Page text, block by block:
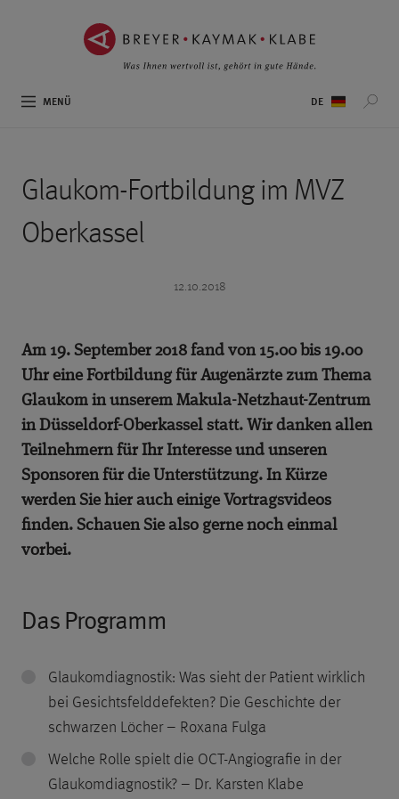
MENÜ
Glaukom-Fortbildung im MVZ
Oberkassel
12.10.2018
Am 19. September 2018 fand von 15.00 bis 19.00
Uhr eine Fortbildung für Augenärzte zum Thema
Glaukom in unserem Makula-Netzhaut-Zentrum
in Düsseldorf-Oberkassel statt. Wir danken allen
Teilnehmern für Ihr Interesse und unseren
Sponsoren für die Unterstützung. In Kürze
werden Sie hier auch einige Vortragsvideos
finden. Schauen Sie also gerne noch einmal
vorbei.
Das Programm
Glaukomdiagnostik: Was sieht der Patient wirklich
bei Gesichtsfelddefekten? Die Geschichte der
schwarzen Löcher – Roxana Fulga
Welche Rolle spielt die OCT-Angiografie in der
Glaukomdiagnostik? – Dr. Karsten Klabe